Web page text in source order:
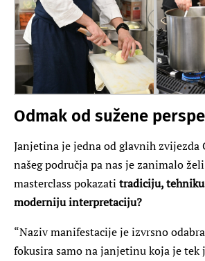
Odmak od sužene
Janjetina je jedna od glavnih zvijezda
našeg područja pa nas je zanimalo
masterclass pokazati tradiciju,
moderniju interpretaciju?
“Naziv manifestacije je izvrsno
fokusira samo na janjetinu koja je tek